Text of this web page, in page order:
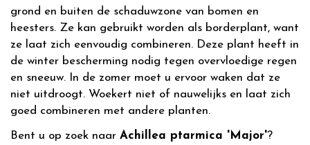
grond en buiten de schaduwzone van bomen en
heesters. Ze kan gebruikt worden als borderplant, want
ze laat zich eenvoudig combineren. Deze plant heeft in
de winter bescherming nodig tegen overvloedige regen
en sneeuw. In de zomer moet u ervoor waken dat ze
niet uitdroogt. Woekert niet of nauwelijks en laat zich
goed combineren met andere planten.
Bent u op zoek naar Achillea ptarmica 'Major'?